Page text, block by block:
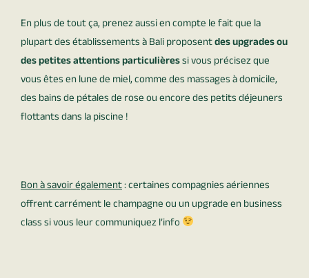
En plus de tout ça, prenez aussi en compte le fait que la
plupart des établissements à Bali proposentdes upgrades ou
des petites attentions particulièressi vous précisez que
vous êtes en lune de miel, comme des massages à domicile,
des bains de pétales de rose ou encore des petits déjeuners
flottants dans la piscine !
Bon à savoir également: certaines compagnies aériennes
offrent carrément le champagne ou un upgrade en business
class si vous leur communiquez l’info